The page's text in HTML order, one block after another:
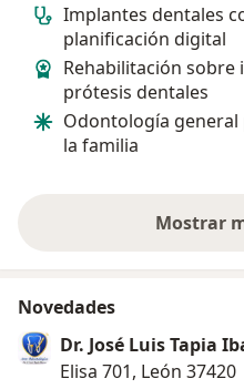
Implantes dentales
planificación digital
Rehabilitación sobre
prótesis dentales
Odontología general
la familia
Mostrar
Novedades
Dr. José Luis Tapia
Elisa 701, León 37420